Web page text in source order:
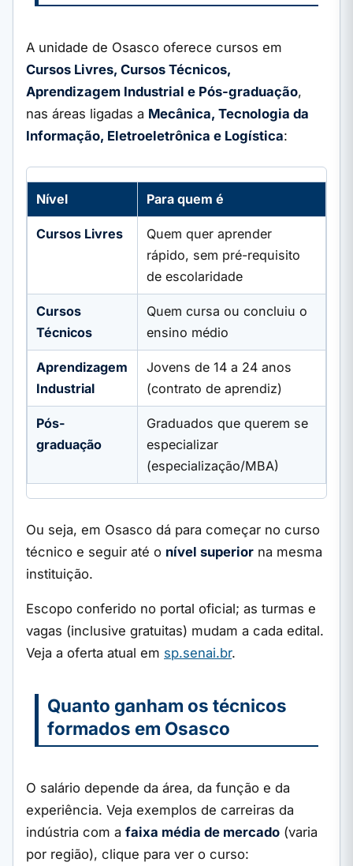
A unidade de Osasco oferece cursos em
Cursos Livres, Cursos Técnicos,
Aprendizagem Industrial e Pós-graduação,
nas áreas ligadas a Mecânica, Tecnologia da
Informação, Eletroeletrônica e Logística:
Nível Para quem é
Cursos Livres
Quem quer aprender
rápido, sem pré-requisito
de escolaridade
Cursos
Técnicos
Quem cursa ou concluiu o
ensino médio
Aprendizagem
Industrial
Jovens de 14 a 24 anos
(contrato de aprendiz)
Pós-
graduação
Graduados que querem se
especializar
(especialização/MBA)
Ou seja, em Osasco dá para começar no curso
técnico e seguir até o nível superior na mesma
instituição.
Escopo conferido no portal oficial; as turmas e
vagas (inclusive gratuitas) mudam a cada edital.
Veja a oferta atual em sp.senai.br.
Quanto ganham os técnicos
formados em Osasco
O salário depende da área, da função e da
experiência. Veja exemplos de carreiras da
indústria com a faixa média de mercado (varia
por região), clique para ver o curso: